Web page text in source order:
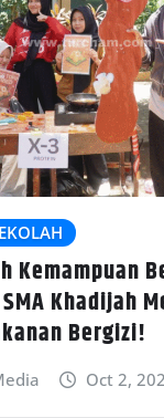
Kemampuan
Khadijah
Bergizi!
Oct 2,